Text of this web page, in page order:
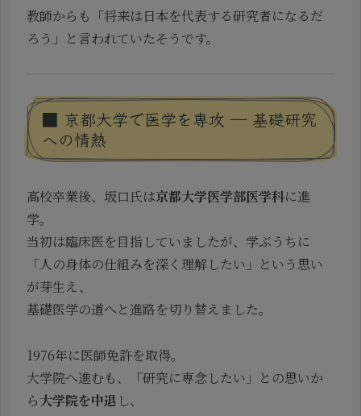
教師からも「将来は日本を代表する研究者になるだ
ろう」と言われていたそうです。
■ 京都大学で医学を専攻 ― 基礎研究
への情熱
高校卒業後、坂口氏は京都大学医学部医学科に進
学。
当初は臨床医を目指していましたが、学ぶうちに
「人の身体の仕組みを深く理解したい」という思い
が芽生え、
基礎医学の道へと進路を切り替えました。
1976年に医師免許を取得。
大学院へ進むも、「研究に専念したい」との思いか
ら大学院を中退 し、